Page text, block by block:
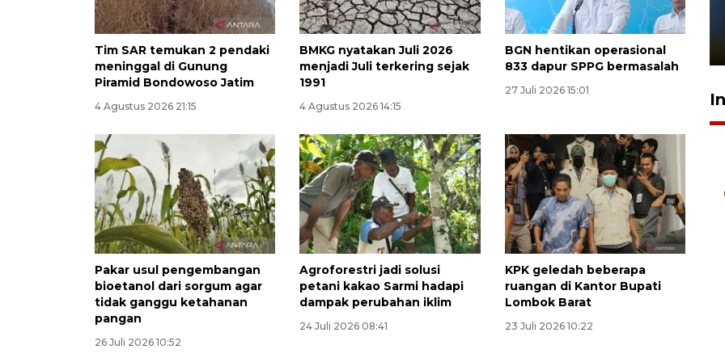
Tim SAR temukan 2 pendaki
meninggal di Gunung
Piramid Bondowoso Jatim
4 Agustus 2026 21:15
BMKG nyatakan Juli 2026
menjadi Juli terkering sejak
1991
4 Agustus 2026 14:15
BGN hentikan operasional
833 dapur SPPG bermasalah
27 Juli 2026 15:01
Pakar usul pengembangan
bioetanol dari sorgum agar
tidak ganggu ketahanan
pangan
26 Juli 2026 10:52
Agroforestri jadi solusi
petani kakao Sarmi hadapi
dampak perubahan iklim
24 Juli 2026 08:41
KPK geledah beberapa
ruangan di Kantor Bupati
Lombok Barat
23 Juli 2026 10:22
Pelanggan Filaha Farm setia
sampai 8 tahan?
1 Juni 2026 05:47